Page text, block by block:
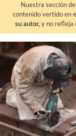
Nuestra sección de
contenido vertido en
su autor,y no refleja